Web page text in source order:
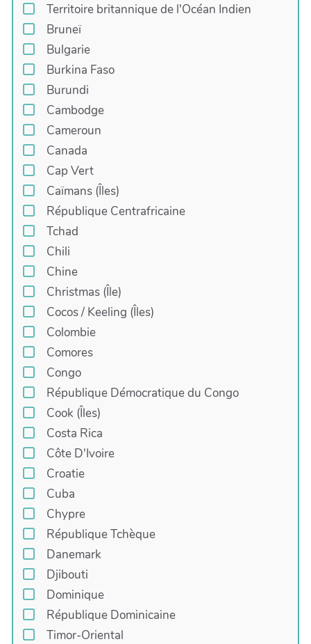
Territoire britannique de l'Océan Indien
Bruneï
Bulgarie
Burkina Faso
Burundi
Cambodge
Cameroun
Canada
Cap Vert
Caïmans (Îles)
République Centrafricaine
Tchad
Chili
Chine
Christmas (Île)
Cocos / Keeling (Îles)
Colombie
Comores
Congo
République Démocratique du Congo
Cook (Îles)
Costa Rica
Côte D'Ivoire
Croatie
Cuba
Chypre
République Tchèque
Danemark
Djibouti
Dominique
République Dominicaine
Timor-Oriental